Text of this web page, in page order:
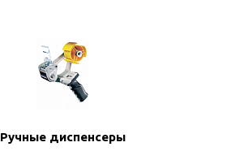
Ручные диспенсеры